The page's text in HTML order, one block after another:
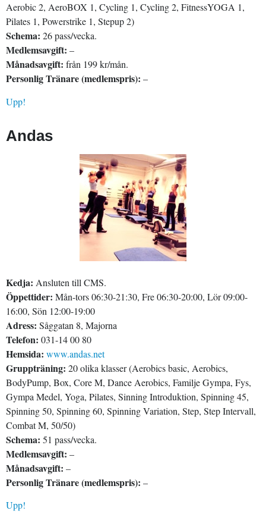
Aerobic 2, AeroBOX 1, Cycling 1, Cycling 2, FitnessYOGA 1,
Pilates 1, Powerstrike 1, Stepup 2)
Schema: 26 pass/vecka.
Medlemsavgift: –
Månadsavgift: från 199 kr/mån.
Personlig Tränare (medlemspris): –
Upp!
Andas
Kedja: Ansluten till CMS.
Öppettider: Mån-tors 06:30-21:30, Fre 06:30-20:00, Lör 09:00-
16:00, Sön 12:00-19:00
Adress: Såggatan 8, Majorna
Telefon: 031-14 00 80
Hemsida: www.andas.net
Gruppträning: 20 olika klasser (Aerobics basic, Aerobics,
BodyPump, Box, Core M, Dance Aerobics, Familje Gympa, Fys,
Gympa Medel, Yoga, Pilates, Sinning Introduktion, Spinning 45,
Spinning 50, Spinning 60, Spinning Variation, Step, Step Intervall,
Combat M, 50/50)
Schema: 51 pass/vecka.
Medlemsavgift: –
Månadsavgift: –
Personlig Tränare (medlemspris): –
Upp!